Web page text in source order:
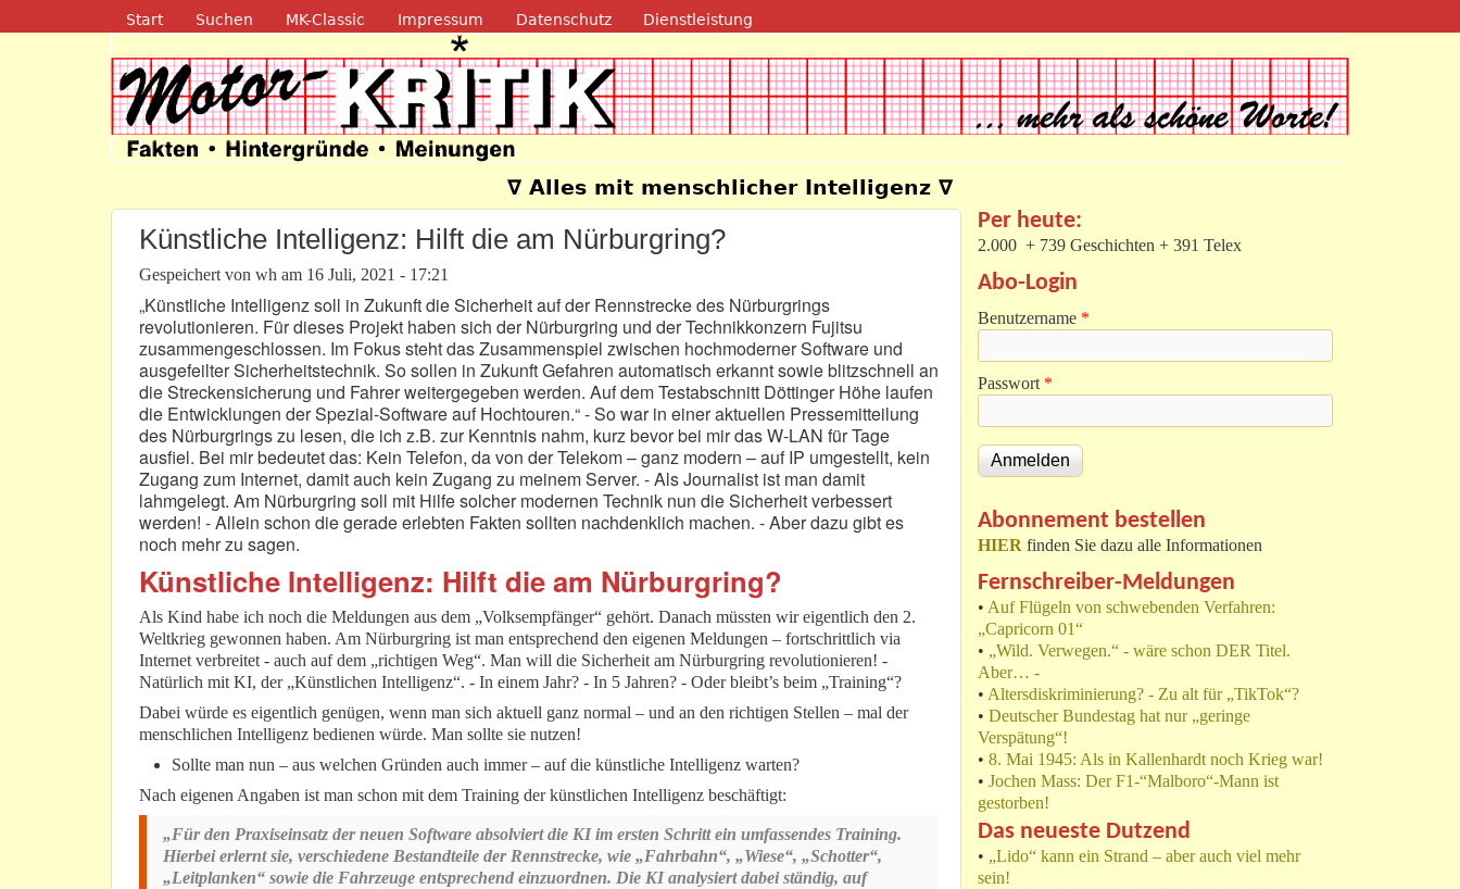
Direkt zum Inhalt
Navigation
Start Suchen MK-Classic Impressum Datenschutz Dienstleistung
Motor-Kritik.de∇ Alles mit menschlicher Intelligenz ∇
Künstliche Intelligenz: Hilft die am Nürburgring?
Gespeichert von wh am 16 Juli, 2021 - 17:21
„Künstliche Intelligenz soll in Zukunft die Sicherheit auf der Rennstrecke des Nürburgrings
revolutionieren. Für dieses Projekt haben sich der Nürburgring und der Technikkonzern Fujitsu
zusammengeschlossen. Im Fokus steht das Zusammenspiel zwischen hochmoderner Software und
ausgefeilter Sicherheitstechnik. So sollen in Zukunft Gefahren automatisch erkannt sowie blitzschnell an
die Streckensicherung und Fahrer weitergegeben werden. Auf dem Testabschnitt Döttinger Höhe laufen
die Entwicklungen der Spezial-Software auf Hochtouren.“ - So war in einer aktuellen Pressemitteilung
des Nürburgrings zu lesen, die ich z.B. zur Kenntnis nahm, kurz bevor bei mir das W-LAN für Tage
ausfiel. Bei mir bedeutet das: Kein Telefon, da von der Telekom – ganz modern – auf IP umgestellt, kein
Zugang zum Internet, damit auch kein Zugang zu meinem Server. - Als Journalist ist man damit
lahmgelegt. Am Nürburgring soll mit Hilfe solcher modernen Technik nun die Sicherheit verbessert
werden! - Allein schon die gerade erlebten Fakten sollten nachdenklich machen. - Aber dazu gibt es
noch mehr zu sagen.
Künstliche Intelligenz: Hilft die am Nürburgring?
Als Kind habe ich noch die Meldungen aus dem „Volksempfänger“ gehört. Danach müssten wir eigentlich den 2.
Weltkrieg gewonnen haben. Am Nürburgring ist man entsprechend den eigenen Meldungen – fortschrittlich via
Internet verbreitet - auch auf dem „richtigen Weg“. Man will die Sicherheit am Nürburgring revolutionieren! -
Natürlich mit KI, der „Künstlichen Intelligenz“. - In einem Jahr? - In 5 Jahren? - Oder bleibt’s beim „Training“?
Dabei würde es eigentlich genügen, wenn man sich aktuell ganz normal – und an den richtigen Stellen – mal der
menschlichen Intelligenz bedienen würde. Man sollte sie nutzen!
Sollte man nun – aus welchen Gründen auch immer – auf die künstliche Intelligenz warten?
Nach eigenen Angaben ist man schon mit dem Training der künstlichen Intelligenz beschäftigt:
„Für den Praxiseinsatz der neuen Software absolviert die KI im ersten Schritt ein umfassendes Training.
Hierbei erlernt sie, verschiedene Bestandteile der Rennstrecke, wie „Fahrbahn“, „Wiese“, „Schotter“,
„Leitplanken“ sowie die Fahrzeuge entsprechend einzuordnen. Die KI analysiert dabei ständig, auf
Per heute:
2.000 + 739 Geschichten + 391 Telex
Abo-Login
Benutzername *
Passwort *
Abonnement bestellen
HIER finden Sie dazu alle Informationen
Fernschreiber-Meldungen
• Auf Flügeln von schwebenden Verfahren:
„Capricorn 01“
• „Wild. Verwegen.“ - wäre schon DER Titel.
Aber… -
• Altersdiskriminierung? - Zu alt für „TikTok“?
• Deutscher Bundestag hat nur „geringe
Verspätung“!
• 8. Mai 1945: Als in Kallenhardt noch Krieg war!
• Jochen Mass: Der F1-“Malboro“-Mann ist
gestorben!
Das neueste Dutzend
• „Lido“ kann ein Strand – aber auch viel mehr
sein!